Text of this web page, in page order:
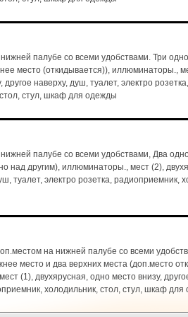
палубе со всеми удобствами. Три
место (откидывается)), иллюминаторы.,
наверху, душ, туалет, электро розетка,
стул, шкаф для одежды
палубе со всеми удобствами, Два
над другим), иллюминаторы., мест (2),
туалет, электро розетка, радиоприемник,
на нижней палубе со всеми
место и два верхних места (доп.место
(1), двухярусная, одно место внизу,
холодильник, стол, стул, шкаф